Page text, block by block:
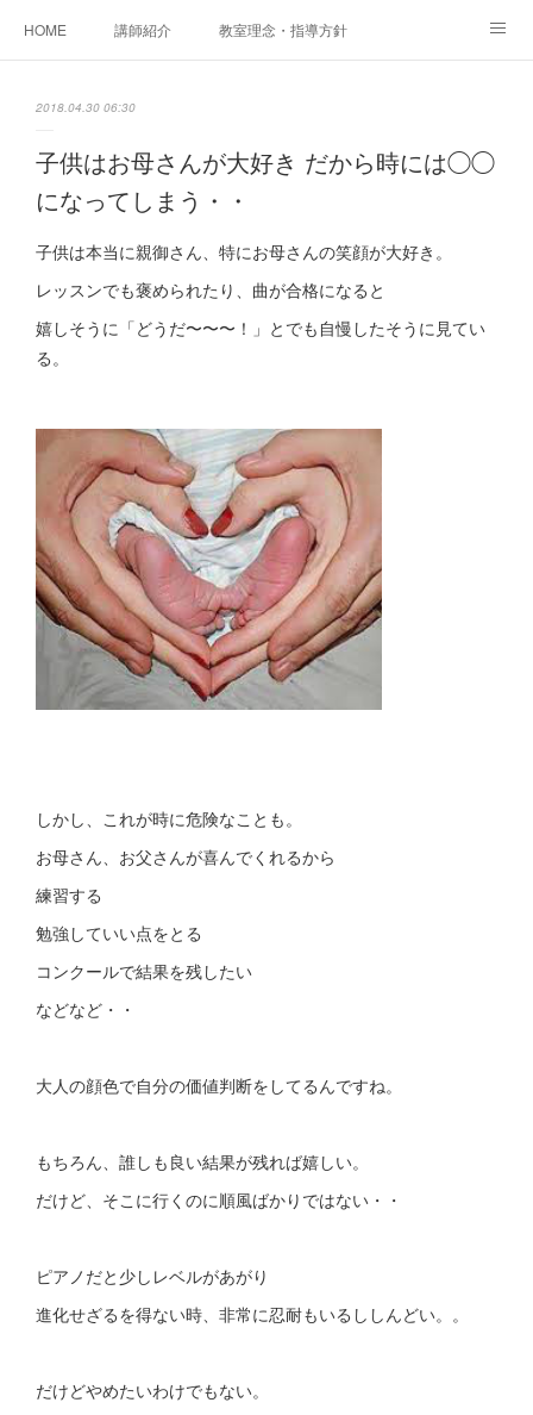
HOME 講師紹介 教室理念・指導方針
ご相談・体験レッスンお申し込み
アクセス
2018.04.30 06:30
子供はお母さんが大好き だから時には◯◯
になってしまう・・
子供は本当に親御さん、特にお母さんの笑顔が大好き。
レッスンでも褒められたり、曲が合格になると
嬉しそうに「どうだ〜〜〜！」とでも自慢したそうに見てい
る。
しかし、これが時に危険なことも。
お母さん、お父さんが喜んでくれるから
練習する
勉強していい点をとる
コンクールで結果を残したい
などなど・・
大人の顔色で自分の価値判断をしてるんですね。
もちろん、誰しも良い結果が残れば嬉しい。
だけど、そこに行くのに順風ばかりではない・・
ピアノだと少しレベルがあがり
進化せざるを得ない時、非常に忍耐もいるししんどい。。
だけどやめたいわけでもない。